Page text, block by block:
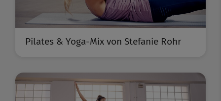
Pilates & Yoga-Mix von Stefanie Rohr